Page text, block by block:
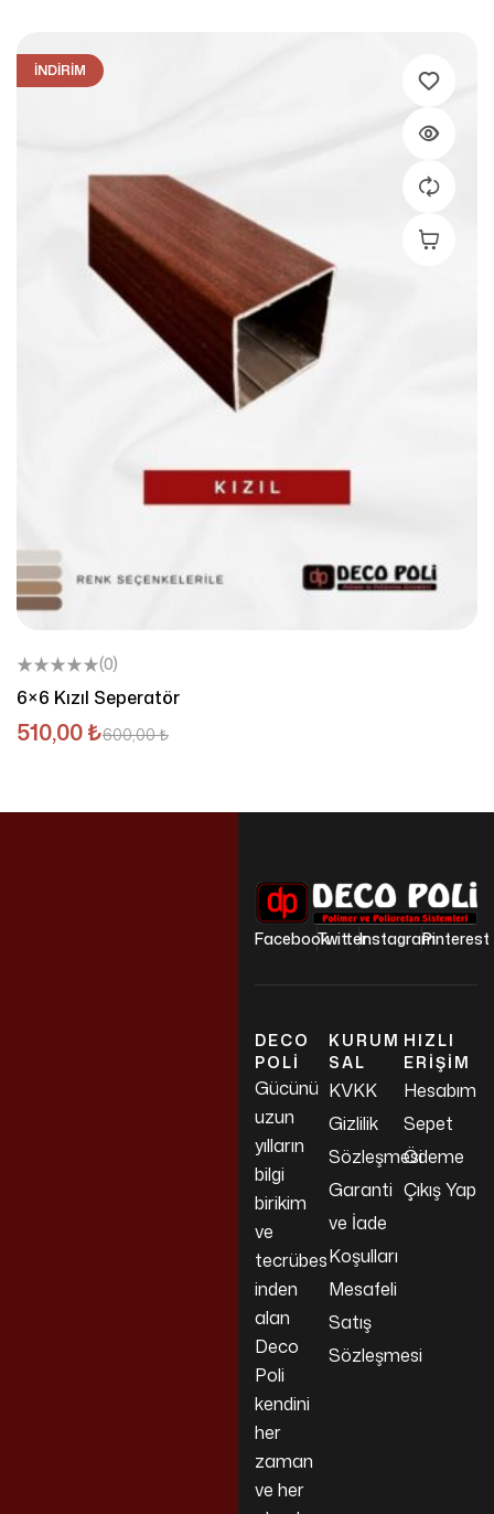
İNDIRIM
Sepete
(0)
6×6 Kızıl Seperatör
600,00₺
510,00₺
FacebookTwitterInstagramPinterest
DECO
POLI
Gücünü
uzun
yılların
bilgi
birikim
ve
tecrübes
inden
alan
Deco
Poli
kendini
her
zaman
ve her
KURUM
SAL
KVKK
Gizlilik
Sözleşmesi
Garanti
ve İade
Koşulları
Mesafeli
Satış
Sözleşmesi
HIZLI
ERIŞIM
Hesabım
Sepet
Ödeme
Çıkış Yap